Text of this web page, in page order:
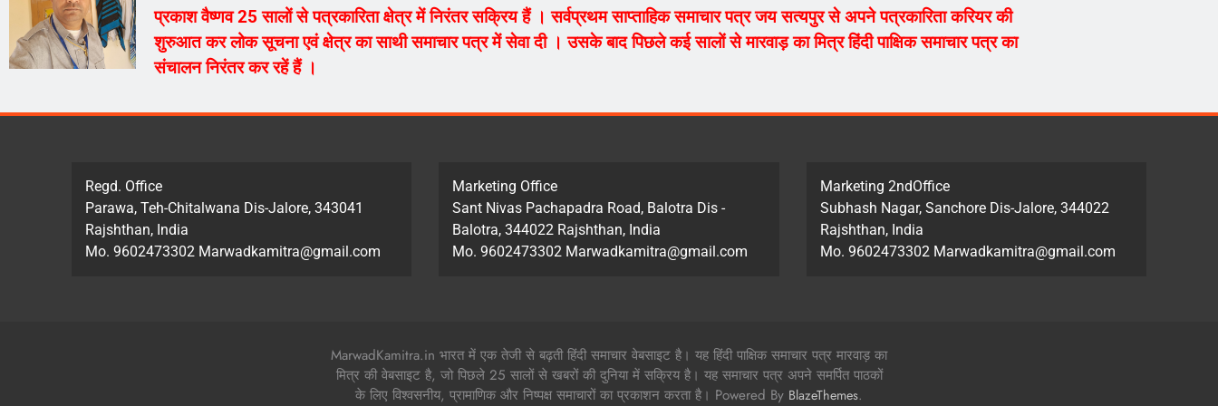
प्रकाश वैष्णव 25 सालों से पत्रकारिता क्षेत्र में निरंतर सक्रिय हैं । सर्वप्रथम साप्ताहिक समाचार पत्र जय सत्यपुर से अपने पत्रकारिता करियर की
शुरुआत कर लोक सूचना एवं क्षेत्र का साथी समाचार पत्र में सेवा दी । उसके बाद पिछले कई सालों से मारवाड़ का मित्र हिंदी पाक्षिक समाचार पत्र का
संचालन निरंतर कर रहें हैं ।
Regd. Office
Parawa, Teh-Chitalwana Dis-Jalore, 343041
Rajshthan, India
Mo. 9602473302 Marwadkamitra@gmail.com
Marketing Office
Sant Nivas Pachapadra Road, Balotra Dis -
Balotra, 344022 Rajshthan, India
Mo. 9602473302 Marwadkamitra@gmail.com
Marketing 2ndOffice
Subhash Nagar, Sanchore Dis-Jalore, 344022
Rajshthan, India
Mo. 9602473302 Marwadkamitra@gmail.com
MarwadKamitra.in भारत में एक तेजी से बढ़ती हिंदी समाचार वेबसाइट है। यह हिंदी पाक्षिक समाचार पत्र मारवाड़ का
मित्र की वेबसाइट है, जो पिछले 25 सालों से खबरों की दुनिया में सक्रिय है। यह समाचार पत्र अपने समर्पित पाठकों
के लिए विश्वसनीय, प्रामाणिक और निष्पक्ष समाचारों का प्रकाशन करता है। Powered By BlazeThemes.